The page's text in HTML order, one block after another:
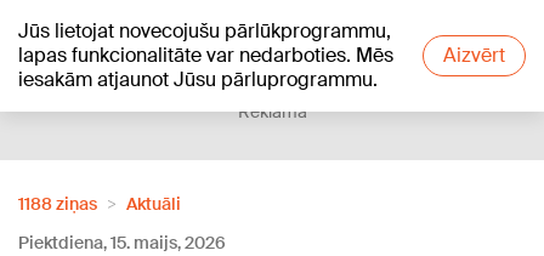
Jūs lietojat novecojušu pārlūkprogrammu,
lapas funkcionalitāte var nedarboties. Mēs
iesakām atjaunot Jūsu pārluprogrammu.
Aizvērt
+18°C
Reklāma
1188 ziņas
Aktuāli
Piektdiena, 15. maijs, 2026